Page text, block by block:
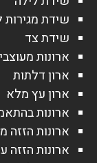
שידת
שידת צד
ארונות
ארון דלתות
ארון עץ מלא
ארונות
ארונות הזזה
ארונות הזזה